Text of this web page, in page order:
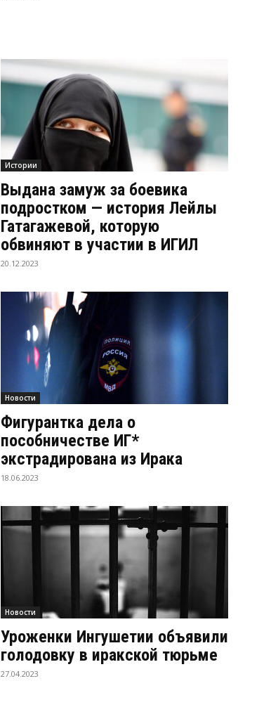
Истории
Выдана замуж за боевика
подростком — история Лейлы
Гатагажевой, которую
обвиняют в участии в ИГИЛ
20.12.2023
Новости
Фигурантка дела о
пособничестве ИГ*
экстрадирована из Ирака
18.06.2023
Новости
Уроженки Ингушетии объявили
голодовку в иракской тюрьме
27.04.2023